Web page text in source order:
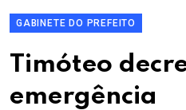
GABINETE DO PREFEITO
Timóteo
emergência